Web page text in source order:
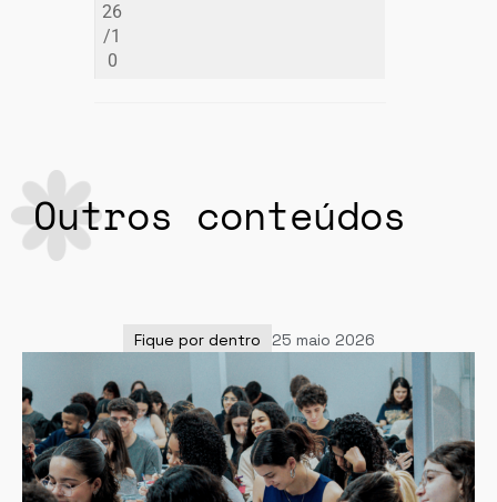
26
/1
0
Outros conteúdos
Fique por dentro 25 maio 2026